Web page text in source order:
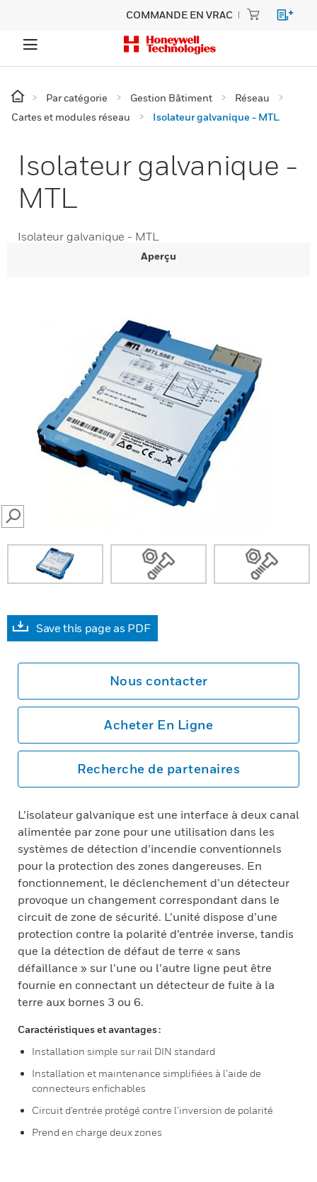
COMMANDE EN VRAC
Par catégorie Gestion Bâtiment
Réseau
Cartes et modules réseau
Isolateur galvanique - MTL
Isolateur galvanique -
MTL
Isolateur galvanique - MTL
Aperçu
SEARCH
Save this page as PDF
Nous contacter
Acheter En Ligne
Recherche de partenaires
L’isolateur galvanique est une interface à deux canal
alimentée par zone pour une utilisation dans les
systèmes de détection d’incendie conventionnels
pour la protection des zones dangereuses. En
fonctionnement, le déclenchement d’un détecteur
provoque un changement correspondant dans le
circuit de zone de sécurité. L’unité dispose d’une
protection contre la polarité d’entrée inverse, tandis
que la détection de défaut de terre « sans
défaillance » sur l’une ou l’autre ligne peut être
fournie en connectant un détecteur de fuite à la
terre aux bornes 3 ou 6.
Caractéristiques et avantages :
Installation simple sur rail DIN standard
Installation et maintenance simplifiées à l’aide de
connecteurs enfichables
Circuit d’entrée protégé contre l’inversion de polarité
Prend en charge deux zones